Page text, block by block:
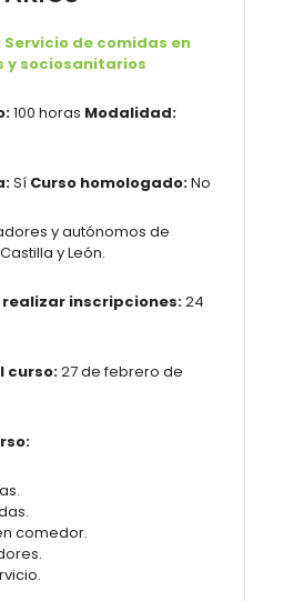
Servicio de comidas en
y sociosanitarios
100 horas Modalidad:
Sí Curso homologado:No
y autónomos de
y León.
inscripciones:24
curso:27 de febrero de
comedor.